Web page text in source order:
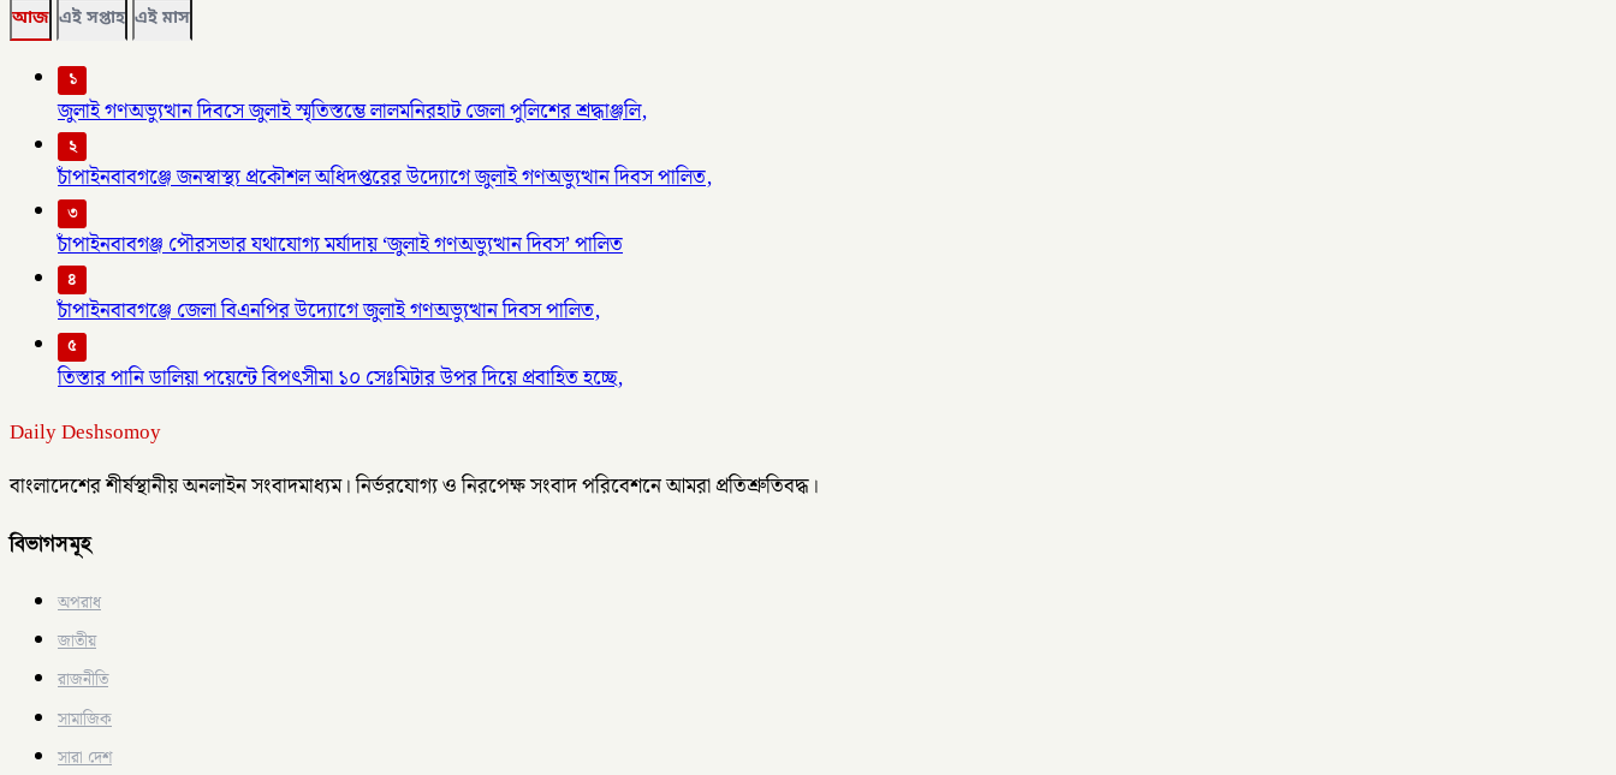
আজ এই সপ্তাহ এই মাস
১
জুলাই গণঅভ্যুত্থান দিবসে জুলাই স্মৃতিস্তম্ভে লালমনিরহাট জেলা পুলিশের শ্রদ্ধাঞ্জলি,
২
চাঁপাইনবাবগঞ্জে জনস্বাস্থ্য প্রকৌশল অধিদপ্তরের উদ্যোগে জুলাই গণঅভ্যুত্থান দিবস পালিত,
৩
চাঁপাইনবাবগঞ্জ পৌরসভার যথাযোগ্য মর্যাদায় ‘জুলাই গণঅভ্যুত্থান দিবস’ পালিত
৪
চাঁপাইনবাবগঞ্জে জেলা বিএনপির উদ্যোগে জুলাই গণঅভ্যুত্থান দিবস পালিত,
৫
তিস্তার পানি ডালিয়া পয়েন্টে বিপৎসীমা ১০ সেঃমিটার উপর দিয়ে প্রবাহিত হচ্ছে,
Daily Deshsomoy
বাংলাদেশের শীর্ষস্থানীয় অনলাইন সংবাদমাধ্যম। নির্ভরযোগ্য ও নিরপেক্ষ সংবাদ পরিবেশনে আমরা প্রতিশ্রুতিবদ্ধ।
বিভাগসমূহ
অপরাধ
জাতীয়
রাজনীতি
সামাজিক
সারা দেশ